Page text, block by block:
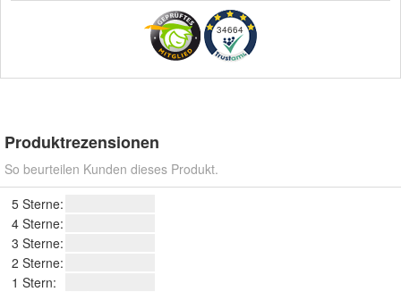
34664
Produktrezensionen
So beurteilen Kunden dieses Produkt.
5 Sterne:
4 Sterne:
3 Sterne:
2 Sterne:
1 Stern: